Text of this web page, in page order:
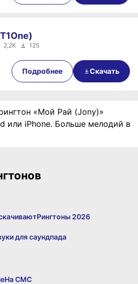
00:35
2,2K 125
Подробнее Скачать
«Мой Рай (Jony)»
или iPhone. Больше мелодий в
Рингтоны 2026
для саундпада
На СМС